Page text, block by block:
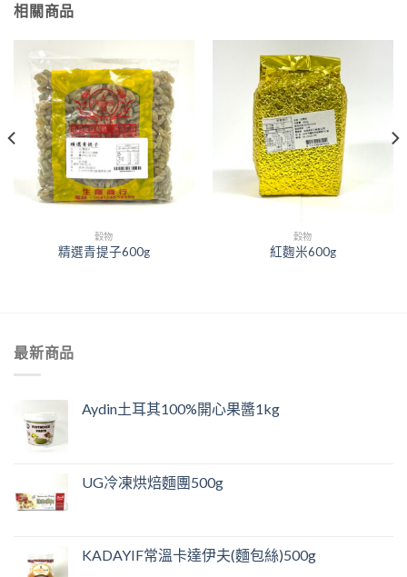
相關商品
穀物
精選青提子600g
穀物
紅麴米600g
最新商品
Aydin土耳其100%開心果醬1kg
UG冷凍烘焙麵團500g
KADAYIF常溫卡達伊夫(麵包絲)500g